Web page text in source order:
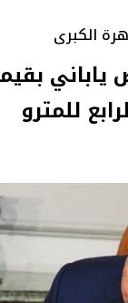
الكبرى
للمترو